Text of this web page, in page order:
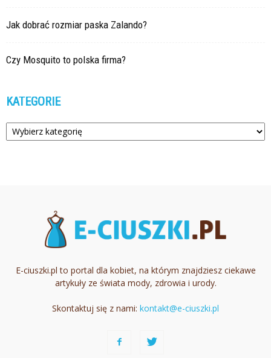
Jak dobrać rozmiar paska Zalando?
Czy Mosquito to polska firma?
KATEGORIE
Kategorie
E-ciuszki.pl to portal dla kobiet, na którym znajdziesz ciekawe
artykuły ze świata mody, zdrowia i urody.
Skontaktuj się z nami: kontakt@e-ciuszki.pl